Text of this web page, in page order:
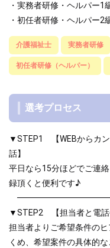
・実務者研修・ヘルパー1
・初任者研修・ヘルパー2
介護福祉士 実務者研修
初任者研修（ヘルパー）
選考プロセス
▼STEP1 【WEBからカ
話】
平日なら15分ほどでご連
録頂くと便利です♪
▼STEP2 【担当者と電話
担当者よりご希望条件の
くめ、希望案件の具体的